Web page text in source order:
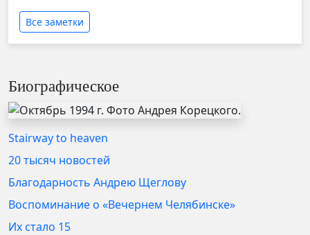
Все заметки
Биографическое
Stairway to heaven
20 тысяч новостей
Благодарность Андрею Щеглову
Воспоминание о «Вечернем Челябинске»
Их стало 15